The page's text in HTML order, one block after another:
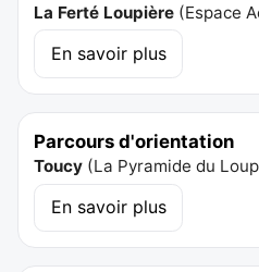
La Ferté Loupière (Espace
En savoir plus
Parcours d'orientation
Toucy (La Pyramide du Loup
En savoir plus